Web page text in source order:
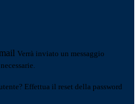
Verrà inviato un messaggio
Effettua il reset della password